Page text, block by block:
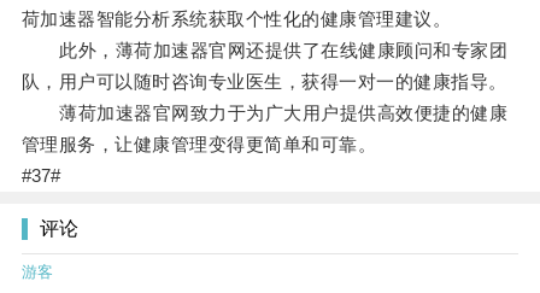
荷加速器智能分析系统获取个性化的健康管理建议。
此外，薄荷加速器官网还提供了在线健康顾问和专家团
队，用户可以随时咨询专业医生，获得一对一的健康指导。
薄荷加速器官网致力于为广大用户提供高效便捷的健康
管理服务，让健康管理变得更简单和可靠。
#37#
评论
游客